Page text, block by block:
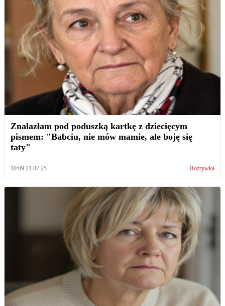
Znalazłam pod poduszką kartkę z dziecięcym
pismem: "Babciu, nie mów mamie, ale boję się
taty"
10:09 21.07.25 Rozrywka